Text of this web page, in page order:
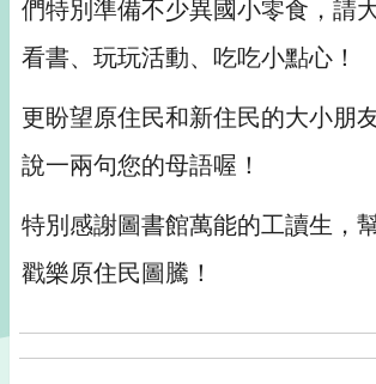
們特別準備不少異國小零食，請
看書、玩玩活動、吃吃小點心！
更盼望原住民和新住民的大小朋
說一兩句您的母語喔！
特別感謝圖書館萬能的工讀生，
戳樂原住民圖騰！